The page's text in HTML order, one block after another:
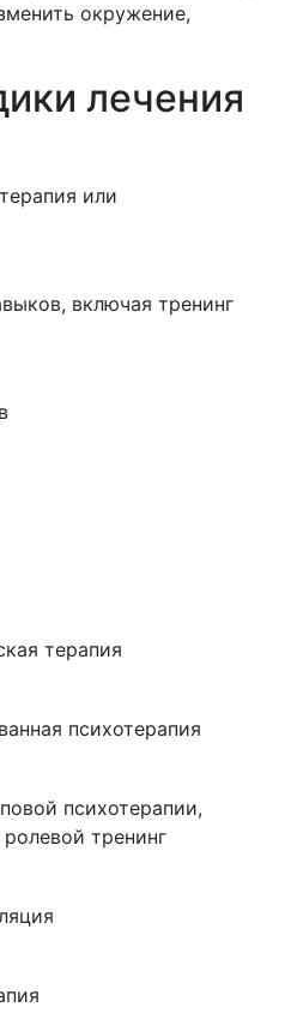
окружение,
лечения
или
включая тренинг
терапия
психотерапия
психотерапии,
тренинг